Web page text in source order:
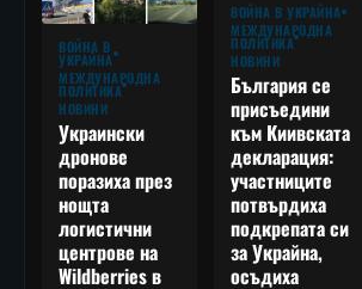
ВОЙНА В
УКРАЙНА
МЕЖДУНАРОДНА
ПОЛИТИКА
НОВИНИ
Украински
дронове
поразиха през
нощта
логистични
центрове на
Wildberries в
ВОЙНА В УКРАЙНА
МЕЖДУНАРОДНА
ПОЛИТИКА
НОВИНИ
България се
присъедини
към Киивската
декларация:
участниците
потвърдиха
подкрепата си
за Украйна,
осъдиха